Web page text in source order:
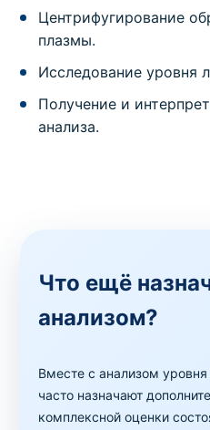
Центрифугирование
плазмы.
Исследование уровня
Получение и
анализа.
Что ещё
анализом?
Вместе с анализом
часто назначают
комплексной оценки